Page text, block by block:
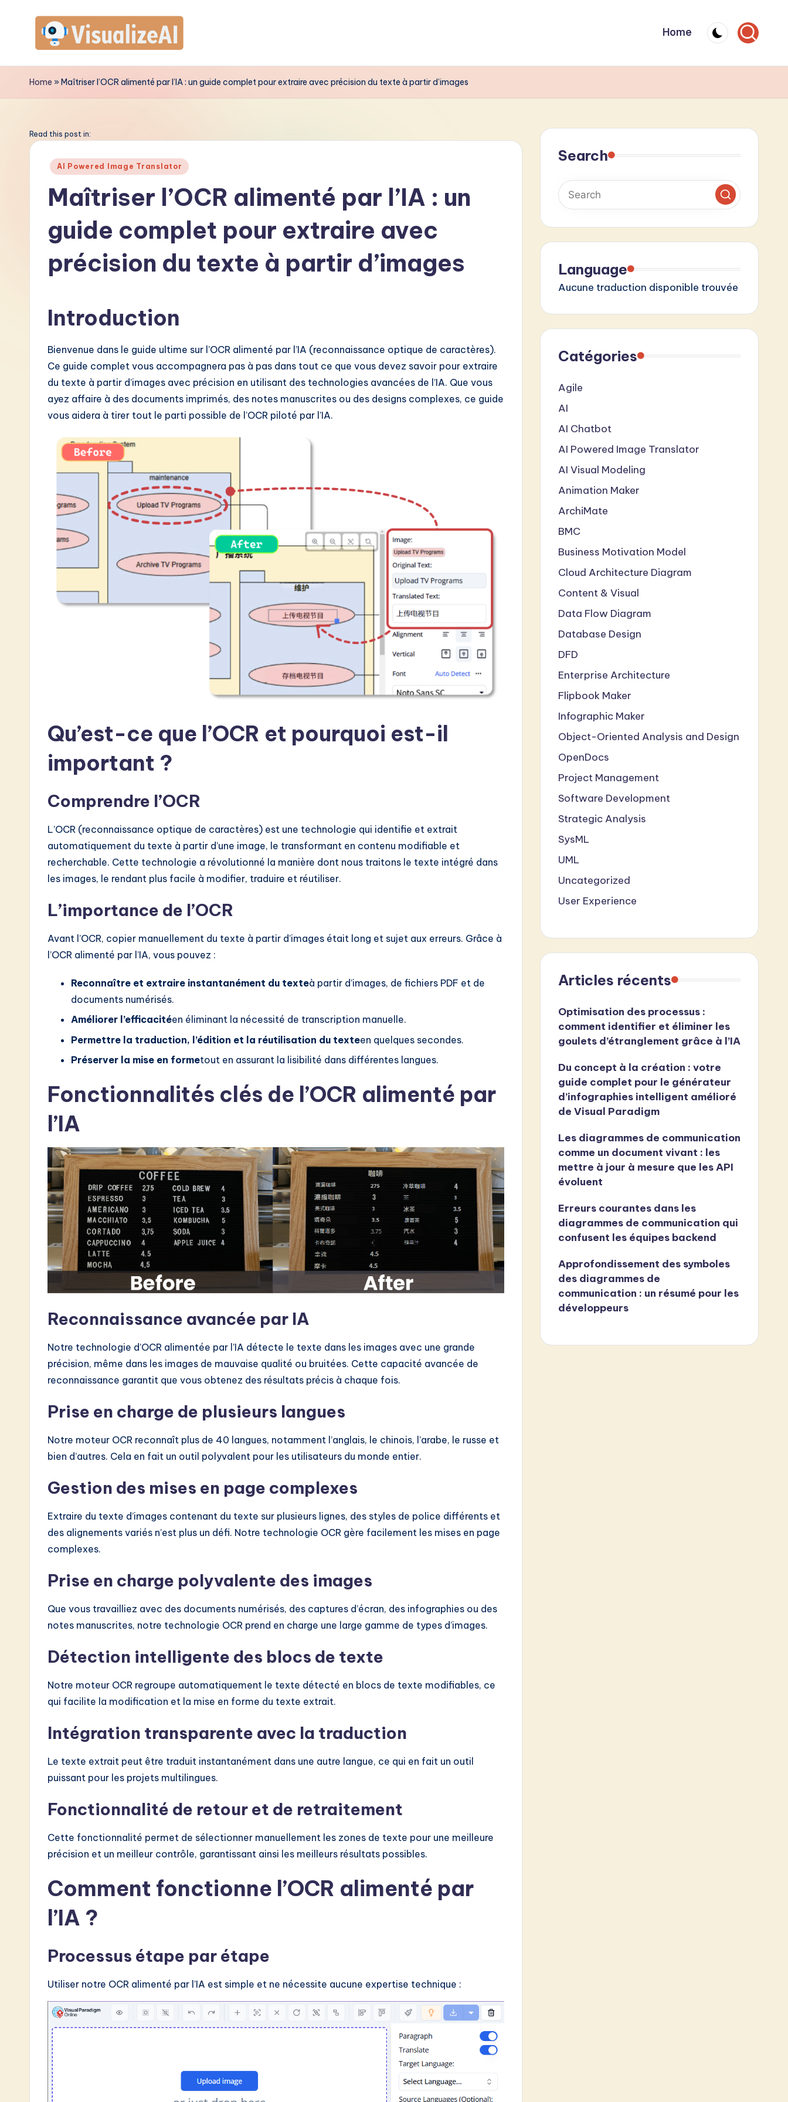
contentV
is
a
ft
w
Home
Home »Maîtriser l’OCR alimenté par l’IA : un guide complet pour extraire avec précision du texte à partir d’images
Read this post in:
Posted
AI Powered Image Translator
Maîtriser l’OCR alimenté par l’IA : un
guide complet pour extraire avec
précision du texte à partir d’images
Introduction
Bienvenue dans le guide ultime sur l’OCR alimenté par l’IA (reconnaissance optique de caractères).
Ce guide complet vous accompagnera pas à pas dans tout ce que vous devez savoir pour extraire
du texte à partir d’images avec précision en utilisant des technologies avancées de l’IA. Que vous
ayez affaire à des documents imprimés, des notes manuscrites ou des designs complexes, ce guide
vous aidera à tirer tout le parti possible de l’OCR piloté par l’IA.
Qu’est-ce que l’OCR et pourquoi est-il
important ?
Comprendre l’OCR
L’OCR (reconnaissance optique de caractères) est une technologie qui identifie et extrait
automatiquement du texte à partir d’une image, le transformant en contenu modifiable et
recherchable. Cette technologie a révolutionné la manière dont nous traitons le texte intégré dans
les images, le rendant plus facile à modifier, traduire et réutiliser.
L’importance de l’OCR
Avant l’OCR, copier manuellement du texte à partir d’images était long et sujet aux erreurs. Grâce à
l’OCR alimenté par l’IA, vous pouvez :
Reconnaître et extraire instantanément du texteà partir d’images, de fichiers PDF et de
documents numérisés.
Améliorer l’efficacitéen éliminant la nécessité de transcription manuelle.
Permettre la traduction, l’édition et la réutilisation du texteen quelques secondes.
Préserver la mise en formetout en assurant la lisibilité dans différentes langues.
Fonctionnalités clés de l’OCR alimenté par
l’IA
Reconnaissance avancée par IA
Notre technologie d’OCR alimentée par l’IA détecte le texte dans les images avec une grande
précision, même dans les images de mauvaise qualité ou bruitées. Cette capacité avancée de
reconnaissance garantit que vous obtenez des résultats précis à chaque fois.
Prise en charge de plusieurs langues
Notre moteur OCR reconnaît plus de 40 langues, notamment l’anglais, le chinois, l’arabe, le russe et
bien d’autres. Cela en fait un outil polyvalent pour les utilisateurs du monde entier.
Gestion des mises en page complexes
Extraire du texte d’images contenant du texte sur plusieurs lignes, des styles de police différents et
des alignements variés n’est plus un défi. Notre technologie OCR gère facilement les mises en page
complexes.
Prise en charge polyvalente des images
Que vous travailliez avec des documents numérisés, des captures d’écran, des infographies ou des
notes manuscrites, notre technologie OCR prend en charge une large gamme de types d’images.
Détection intelligente des blocs de texte
Notre moteur OCR regroupe automatiquement le texte détecté en blocs de texte modifiables, ce
qui facilite la modification et la mise en forme du texte extrait.
Intégration transparente avec la traduction
Le texte extrait peut être traduit instantanément dans une autre langue, ce qui en fait un outil
puissant pour les projets multilingues.
Fonctionnalité de retour et de retraitement
Cette fonctionnalité permet de sélectionner manuellement les zones de texte pour une meilleure
précision et un meilleur contrôle, garantissant ainsi les meilleurs résultats possibles.
Comment fonctionne l’OCR alimenté par
l’IA ?
Processus étape par étape
Utiliser notre OCR alimenté par l’IA est simple et ne nécessite aucune expertise technique :
Search
Language
Aucune traduction disponible trouvée
Catégories
Agile
AI
AI Chatbot
AI Powered Image Translator
AI Visual Modeling
Animation Maker
ArchiMate
BMC
Business Motivation Model
Cloud Architecture Diagram
Content & Visual
Data Flow Diagram
Database Design
DFD
Enterprise Architecture
Flipbook Maker
Infographic Maker
Object-Oriented Analysis and Design
OpenDocs
Project Management
Software Development
Strategic Analysis
SysML
UML
Uncategorized
User Experience
Articles récents
Optimisation des processus :
comment identifier et éliminer les
goulets d’étranglement grâce à l’IA
Du concept à la création : votre
guide complet pour le générateur
d’infographies intelligent amélioré
de Visual Paradigm
Les diagrammes de communication
comme un document vivant : les
mettre à jour à mesure que les API
évoluent
Erreurs courantes dans les
diagrammes de communication qui
confusent les équipes backend
Approfondissement des symboles
des diagrammes de
communication : un résumé pour les
développeurs